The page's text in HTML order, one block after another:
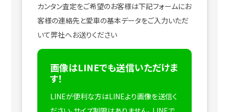
カンタン査定をご希望のお客様は下記フォームにお
客様の連絡先と愛車の基本データをご入力いただ
いて弊社へお送りください
画像はLINEでも送信いただけま
す！
LINEが便利な方はLINEより画像を送信く